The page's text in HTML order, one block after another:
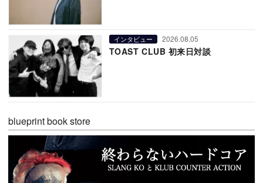
インタビュー 2026.08.05
TOAST CLUB 初来日対談
blueprint book store